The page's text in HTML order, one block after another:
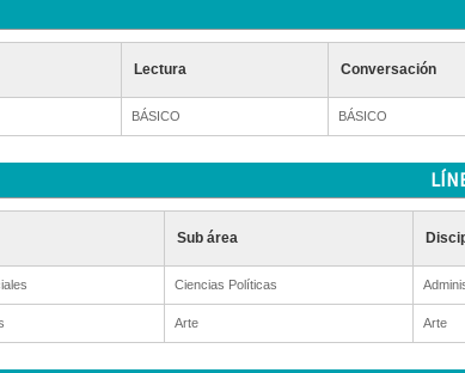
Lectura Conversación
BÁSICO BÁSICO
Sub área
Ciencias Políticas
Arte Arte